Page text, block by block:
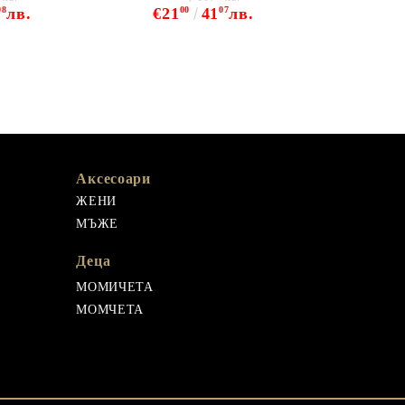
лв. €21 00 4107лв.
Аксесоари
ЖЕНИ
МЪЖЕ
Деца
МОМИЧЕТА
МОМЧЕТА